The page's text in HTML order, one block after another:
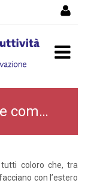
eInternazionalizzazione e commercio estero
tutti coloro che, tra
con l’estero